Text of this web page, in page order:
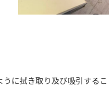
に拭き取り及び吸引する